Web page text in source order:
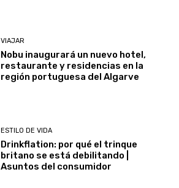
VIAJAR
Nobu inaugurará un nuevo hotel,
restaurante y residencias en la
región portuguesa del Algarve
ESTILO DE VIDA
Drinkflation: por qué el trinque
britano se está debilitando |
Asuntos del consumidor